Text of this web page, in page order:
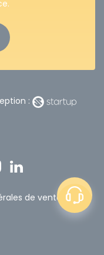
:
de vente | Plan